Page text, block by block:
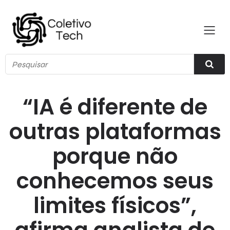
“IA é diferente de
outras plataformas
porque não
conhecemos seus
limites físicos”,